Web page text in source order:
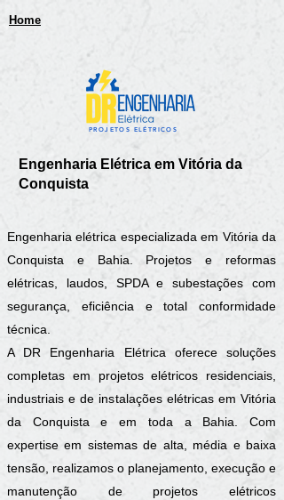
Home
PROJETOS ELÉTRICOS
Engenharia Elétrica em Vitória da
Conquista
Engenharia elétrica especializada em Vitória da
Conquista e Bahia. Projetos e reformas
elétricas, laudos, SPDA e subestações com
segurança, eficiência e total conformidade
técnica.
A DR Engenharia Elétrica oferece soluções
completas em projetos elétricos residenciais,
industriais e de instalações elétricas em Vitória
da Conquista e em toda a Bahia. Com
expertise em sistemas de alta, média e baixa
tensão, realizamos o planejamento, execução e
manutenção de projetos elétricos